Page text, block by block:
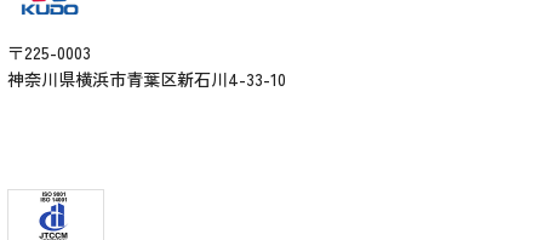
〒225-0003
神奈川県横浜市青葉区新石川4-33-10